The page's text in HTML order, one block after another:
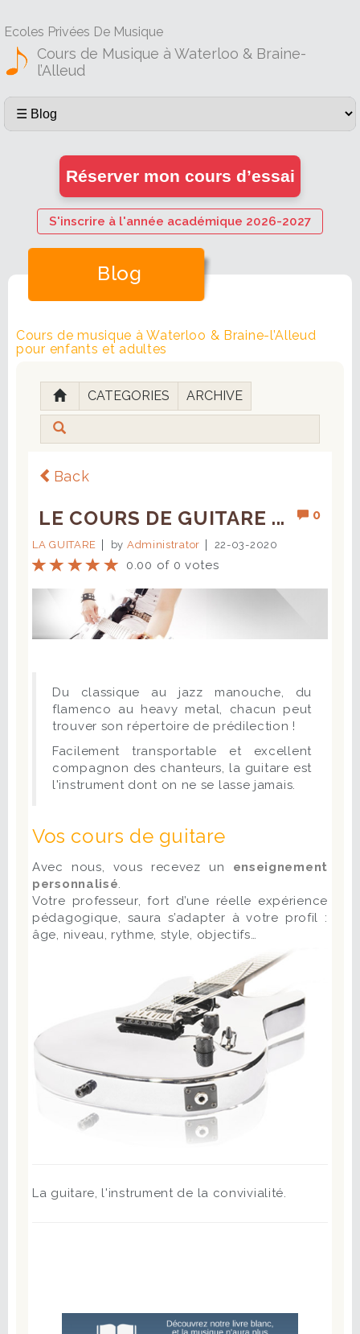
Ecoles Privées De Musique
Cours de Musique à Waterloo & Braine-
l’Alleud
Réserver mon cours d’essai
S'inscrire à l'année académique 2026-2027
Blog
Cours de musique à Waterloo & Braine-l’Alleud
pour enfants et adultes
CATEGORIES ARCHIVE
Back
0
LE COURS DE GUITARE ...
LA GUITARE by Administrator 22-03-2020
0.00 of 0 votes
Du classique au jazz manouche, du
flamenco au heavy metal, chacun peut
trouver son répertoire de prédilection !
Facilement transportable et excellent
compagnon des chanteurs, la guitare est
l'instrument dont on ne se lasse jamais.
Vos cours de guitare
Avec nous, vous recevez un enseignement
personnalisé.
Votre professeur, fort d’une réelle expérience
pédagogique, saura s’adapter à votre profil :
âge, niveau, rythme, style, objectifs…
La guitare, l'instrument de la convivialité.